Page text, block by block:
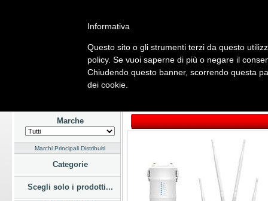
Marchi Dati Cliente Servizi Company
Software Fotografia Telefonia Audio Video
Marche
Marchi Principali Distribuiti
Categorie
Scegli solo i prodotti...
Informativa
Questo sito o gli strumenti terzi da questo
policy. Se vuoi saperne di più o negare il
Chiudendo questo banner, scorrendo questa
dei cookie.